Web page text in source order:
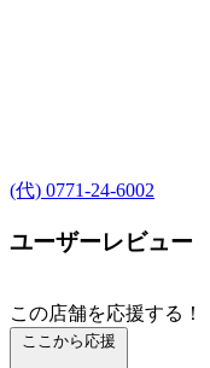
(代) 0771-24-6002
ユーザーレビュー
この店舗を応援する！
ここから応援